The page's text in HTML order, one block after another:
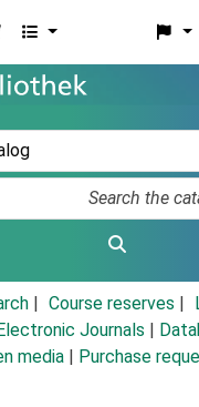
Course reserves
Electronic Journals
media Purchase